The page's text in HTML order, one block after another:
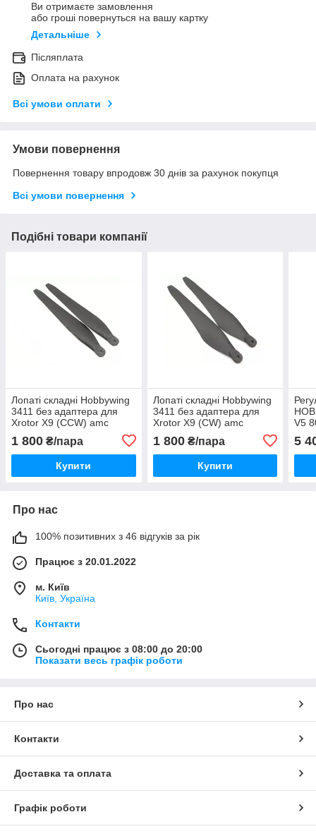
Ви отримаєте замовлення
або гроші повернуться на вашу картку
Детальніше
Післяплата
Оплата на рахунок
Всі умови оплати
Умови повернення
Повернення товару впродовж 30 днів за рахунок покупця
Всі умови повернення
Подібні товари компанії
Лопаті складні Hobbywing
3411 без адаптера для
Xrotor X9 (CCW) amc
1 800 ₴/пара
Купити
Лопаті складні Hobbywing
3411 без адаптера для
Xrotor X9 (CW) amc
1 800₴/пара
Купити
V5
5
Про нас
100% позитивних з 46 відгуків за рік
Працює з 20.01.2022
м. Київ
Київ, Україна
Контакти
Сьогодні працює з 08:00 до 20:00
Показати весь графік роботи
Про нас
Контакти
Доставка та оплата
Графік роботи